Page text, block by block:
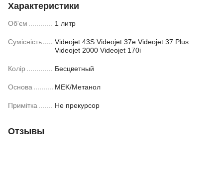
Характеристики
Об'єм 1 литр
Сумісність
Videojet 43S Videojet 37e Videojet 37 Plus
Videojet 2000 Videojet 170i
Колір Бесцветный
Основа MEK/Метанол
Примітка Не прекурсор
Отзывы